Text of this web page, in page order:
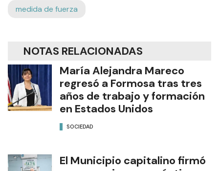
medida de fuerza
NOTAS RELACIONADAS
María Alejandra Mareco
regresó a Formosa tras tres
años de trabajo y formación
en Estados Unidos
SOCIEDAD
El Municipio capitalino firmó